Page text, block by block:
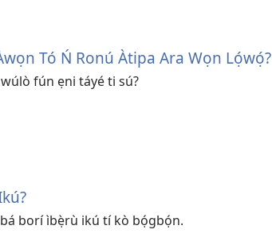
Tó Ń Ronú Àtipa Ara Wọn Lọ́wọ́?
fún ẹni táyé ti sú?
borí ìbẹ̀rù ikú tí kò bọ́gbọ́n.